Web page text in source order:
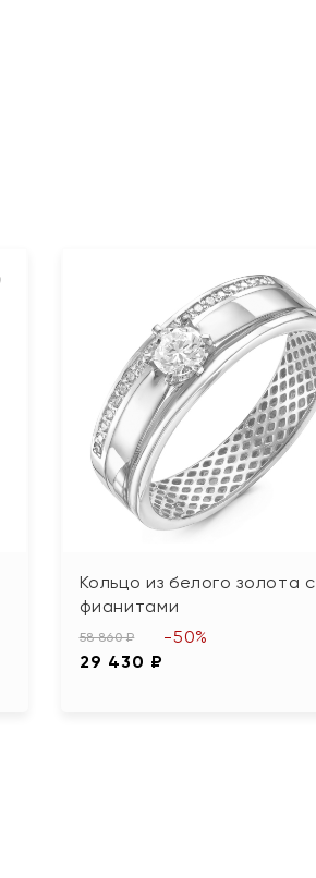
Кольцо из белого золота с
фианитами
58 860 ₽
29 430 ₽
-50%